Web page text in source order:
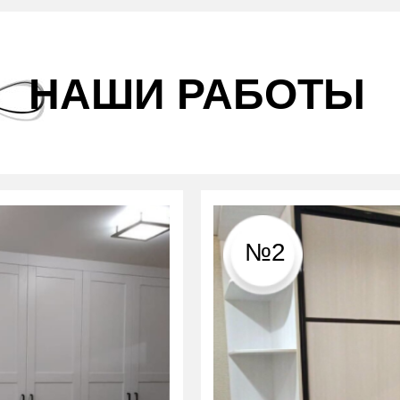
№2
НАШИ РАБОТЫ